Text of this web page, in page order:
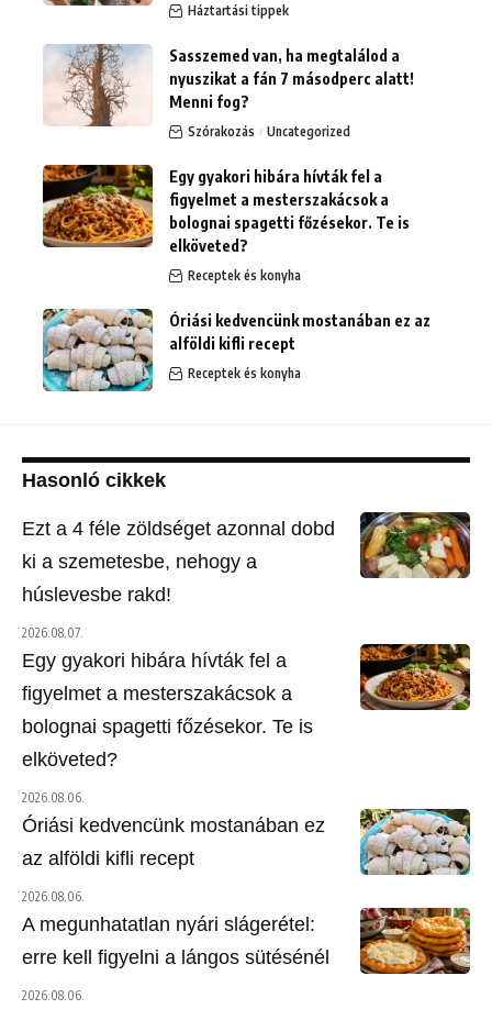
Háztartási tippek
Sasszemed van, ha megtalálod a
nyuszikat a fán 7 másodperc alatt!
Menni fog?
Szórakozás Uncategorized
Egy gyakori hibára hívták fel a
figyelmet a mesterszakácsok a
bolognai spagetti főzésekor. Te is
elköveted?
Receptek és konyha
Óriási kedvencünk mostanában ez az
alföldi kifli recept
Receptek és konyha
Hasonló cikkek
Ezt a 4 féle zöldséget azonnal dobd
ki a szemetesbe, nehogy a
húslevesbe rakd!
2026.08.07.
Egy gyakori hibára hívták fel a
figyelmet a mesterszakácsok a
bolognai spagetti főzésekor. Te is
elköveted?
2026.08.06.
Óriási kedvencünk mostanában ez
az alföldi kifli recept
2026.08.06.
A megunhatatlan nyári slágerétel:
erre kell figyelni a lángos sütésénél
2026.08.06.